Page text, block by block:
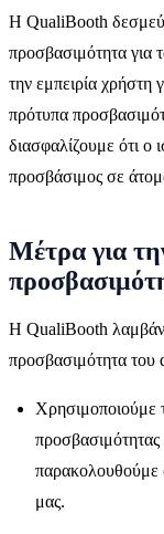
Η QualiBooth
προσβασιμότητα για
την εμπειρία χρήστη
πρότυπα
διασφαλίζουμε ότι ο
προσβάσιμος σε
Μέτρα για
Η QualiBooth
προσβασιμότητα του
Χρησιμοποιούμε
παρακολουθούμε
μας.